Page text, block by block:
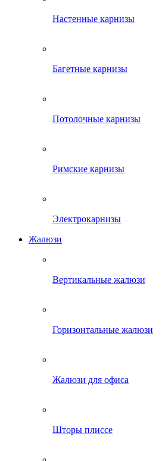
Настенные карнизы
Багетные карнизы
Потолочные карнизы
Римские карнизы
Электрокарнизы
Жалюзи
Вертикальные жалюзи
Горизонтальные жалюзи
Жалюзи для офиса
Шторы плиссе